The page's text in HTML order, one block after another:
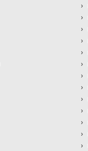
›
›
›
›
›
›
›
›
›
›
›
›
›